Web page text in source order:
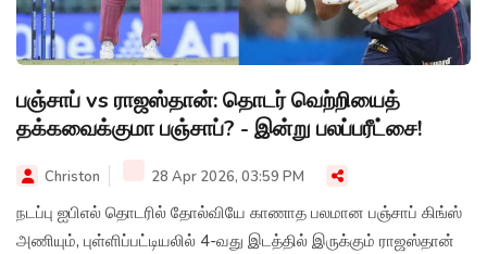
பஞ்சாப் vs ராஜஸ்தான்: தொடர் வெற்றியைத்
தக்கவைக்குமா பஞ்சாப்? - இன்று பலப்பரீட்சை!
Christon 28 Apr 2026, 03:59 PM
நடப்பு ஐபிஎல் தொடரில் தோல்வியே காணாத பலமான பஞ்சாப் கிங்ஸ்
அணியும், புள்ளிப்பட்டியலில் 4-வது இடத்தில் இருக்கும் ராஜஸ்தான்